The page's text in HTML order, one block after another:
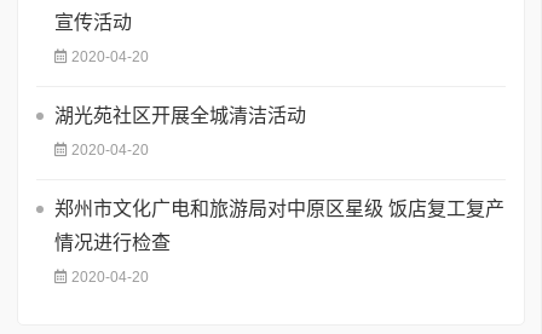
宣传活动
2020-04-20
湖光苑社区开展全城清洁活动
2020-04-20
郑州市文化广电和旅游局对中原区星级 饭店复工复产
情况进行检查
2020-04-20